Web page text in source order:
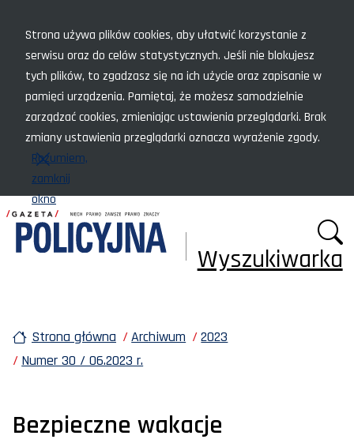
Strona używa plików cookies, aby ułatwić korzystanie z
serwisu oraz do celów statystycznych. Jeśli nie blokujesz
tych plików, to zgadzasz się na ich użycie oraz zapisanie w
pamięci urządzenia. Pamiętaj, że możesz samodzielnie
zarządzać cookies, zmieniając ustawienia przeglądarki. Brak
zmiany ustawienia przeglądarki oznacza wyrażenie zgody.
Rozumiem,
zamknij
okno
Wyszukiwarka
Strona główna Archiwum
2023
Numer 30 / 06.2023 r.
Bezpieczne wakacje